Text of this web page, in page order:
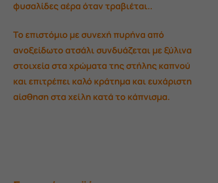
φυσαλίδες αέρα όταν τραβιέται..
Το επιστόμιο με συνεχή πυρήνα από
ανοξείδωτο ατσάλι συνδυάζεται με ξύλινα
στοιχεία στα χρώματα της στήλης καπνού
και επιτρέπει καλό κράτημα και ευχάριστη
αίσθηση στα χείλη κατά το κάπνισμα.